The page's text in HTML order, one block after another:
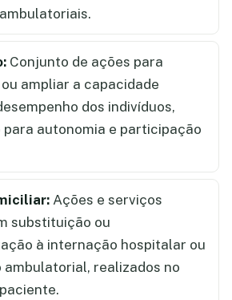
Conjunto de ações para
ampliar a capacidade
dos indivíduos,
autonomia e participação
Ações e serviços
substituição ou
à internação hospitalar ou
ambulatorial, realizados no